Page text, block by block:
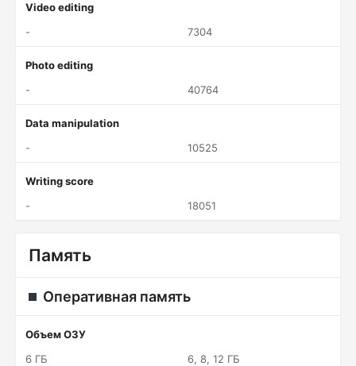
Video editing
-
7304
Photo editing
-
40764
Data manipulation
-
10525
Writing score
-
18051
Память
Оперативная память
Объем ОЗУ
6 ГБ
6, 8, 12 ГБ